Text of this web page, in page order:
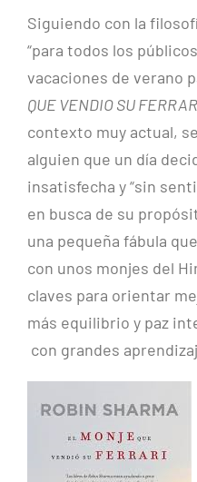
Siguiendo con la
“para todos los
vacaciones de verano
QUE VENDIO SU
contexto muy actual,
alguien que un día
insatisfecha y “sin
en busca de su
una pequeña fábula
con unos monjes del
claves para orientar
más equilibrio y paz
con grandes